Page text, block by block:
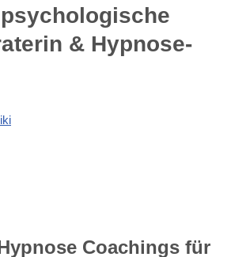
& Hypnose-
Coachings für